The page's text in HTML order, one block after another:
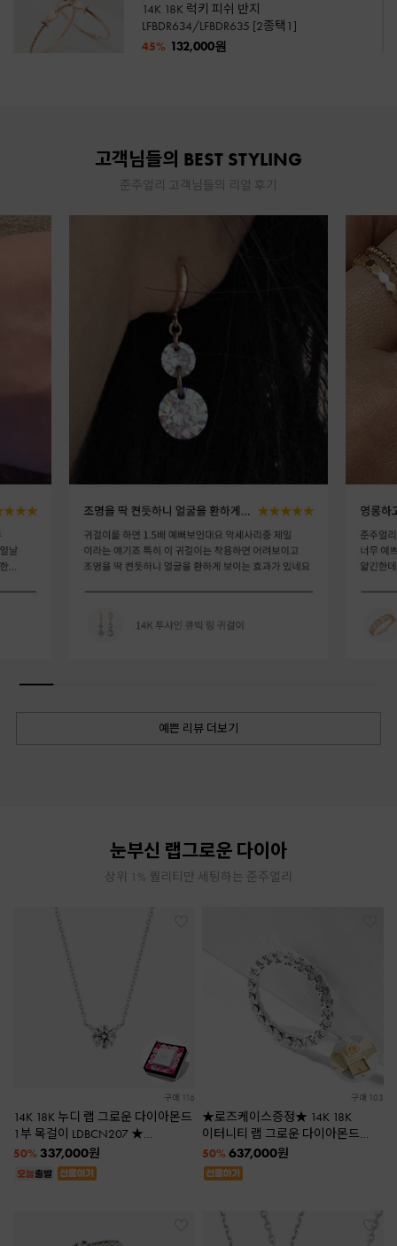
14K 18K 럭키 피쉬 반지
LFBDR634/LFBDR635 [2종택1]
45% 132,000원
47% 1,058,000원
로즈케이스 증정a...
368,000원
고객님들의 BEST STYLING
준주얼리 고객님들의 리얼 후기
예쁜 리뷰 더보기
눈부신 랩그로운 다이아
상위 1% 퀄리티만 세팅하는 준주얼리
구매 116
14K 18K 누디 랩 그로운 다이아몬드
1부 목걸이 LDBCN207 ★
플라워패키지증정★
50% 337,000원
구매 103
★로즈케이스증정★ 14K 18K
이터니티 랩 그로운 다이아몬드
2.5mm 반지 LDBCR191
50% 637,000원